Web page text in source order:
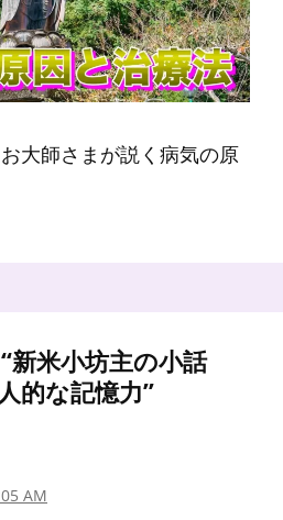
大師さまが説く病気の原
新米小坊主の小話
的な記憶力”
AM